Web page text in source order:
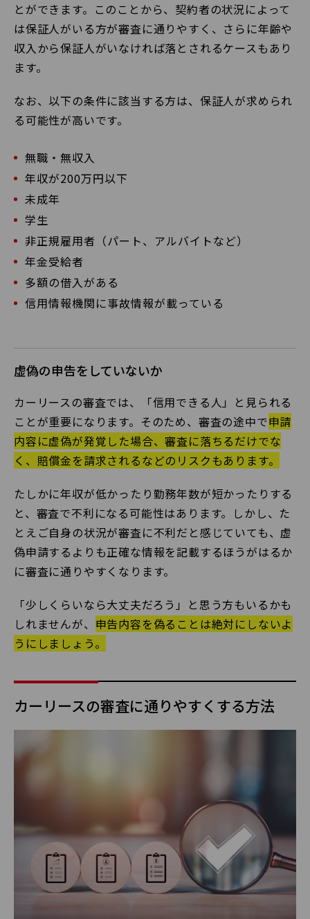
とができます。このことから、契約者の状況によって
は保証人がいる方が審査に通りやすく、さらに年齢や
収入から保証人がいなければ落とされるケースもあり
ます。
なお、以下の条件に該当する方は、保証人が求められ
る可能性が高いです。
無職・無収入
年収が200万円以下
未成年
学生
非正規雇用者（パート、アルバイトなど）
年金受給者
多額の借入がある
信用情報機関に事故情報が載っている
虚偽の申告をしていないか
カーリースの審査では、「信用できる人」と見られる
ことが重要になります。そのため、審査の途中で申請
内容に虚偽が発覚した場合、審査に落ちるだけでな
く、賠償金を請求されるなどのリスクもあります。
たしかに年収が低かったり勤務年数が短かったりする
と、審査で不利になる可能性はあります。しかし、た
とえご自身の状況が審査に不利だと感じていても、虚
偽申請するよりも正確な情報を記載するほうがはるか
に審査に通りやすくなります。
「少しくらいなら大丈夫だろう」と思う方もいるかも
しれませんが、 申告内容を偽ることは絶対にしないよ
うにしましょう。
カーリースの審査に通りやすくする方法